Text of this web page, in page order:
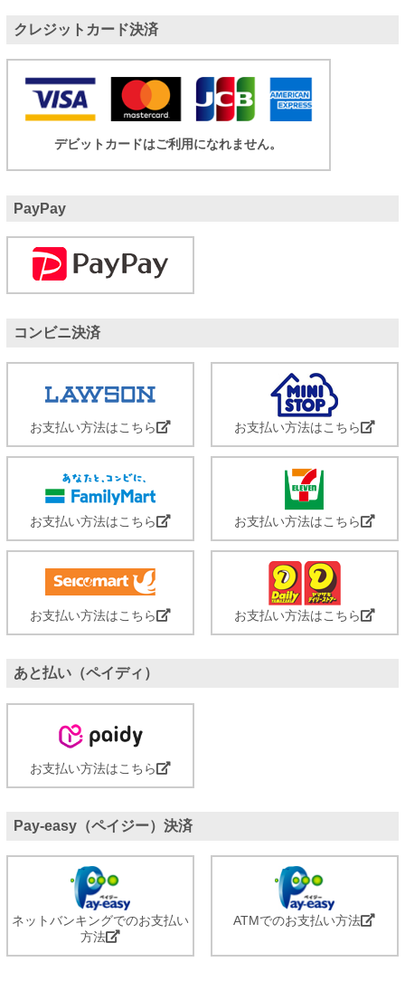
クレジットカード決済
デビットカードはご利用になれません。
PayPay
コンビニ決済
お支払い方法はこちら お支払い方法はこちら
お支払い方法はこちら お支払い方法はこちら
お支払い方法はこちら お支払い方法はこちら
あと払い（ペイディ）
お支払い方法はこちら
Pay-easy（ペイジー）決済
ネットバンキングでのお支払い
方法
ATMでのお支払い方法